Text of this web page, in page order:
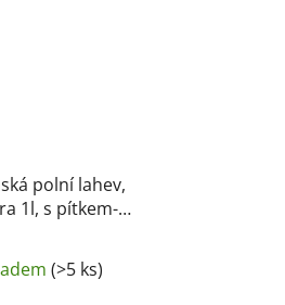
polní lahev,
1l, s pítkem-
(>5 ks)